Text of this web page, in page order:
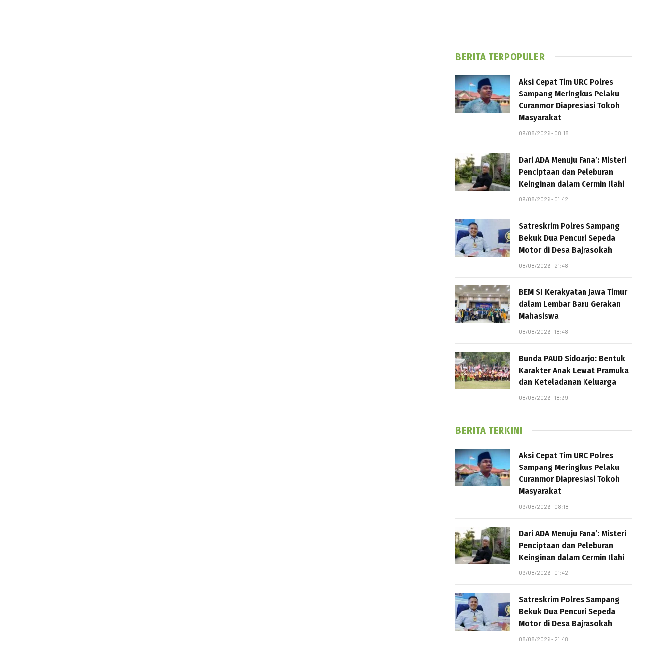
BERITA TERPOPULER
Aksi Cepat Tim URC Polres
Sampang Meringkus Pelaku
Curanmor Diapresiasi Tokoh
Masyarakat
09/08/2026 - 08:18
Dari ADA Menuju Fana’: Misteri
Penciptaan dan Peleburan
Keinginan dalam Cermin Ilahi
09/08/2026 - 01:42
Satreskrim Polres Sampang
Bekuk Dua Pencuri Sepeda
Motor di Desa Bajrasokah
08/08/2026 - 21:48
BEM SI Kerakyatan Jawa Timur
dalam Lembar Baru Gerakan
Mahasiswa
08/08/2026 - 18:48
Bunda PAUD Sidoarjo: Bentuk
Karakter Anak Lewat Pramuka
dan Keteladanan Keluarga
08/08/2026 - 18:39
BERITA TERKINI
Aksi Cepat Tim URC Polres
Sampang Meringkus Pelaku
Curanmor Diapresiasi Tokoh
Masyarakat
09/08/2026 - 08:18
Dari ADA Menuju Fana’: Misteri
Penciptaan dan Peleburan
Keinginan dalam Cermin Ilahi
09/08/2026 - 01:42
Satreskrim Polres Sampang
Bekuk Dua Pencuri Sepeda
Motor di Desa Bajrasokah
08/08/2026 - 21:48